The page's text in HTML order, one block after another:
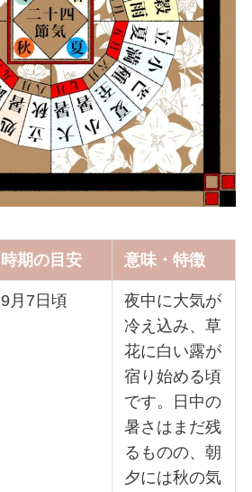
時期の目安 意味・特徴
9月7日頃
夜中に大気が
冷え込み、草
花に白い露が
宿り始める頃
です。日中の
暑さはまだ残
るものの、朝
夕には秋の気